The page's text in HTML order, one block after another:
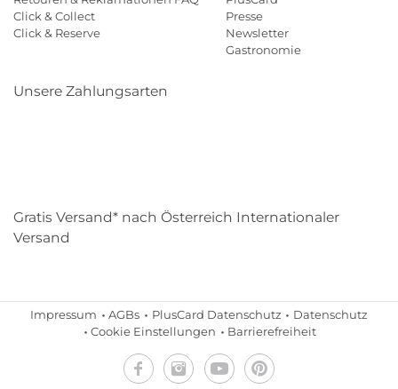
Click & Collect
Click & Reserve
Presse
Newsletter
Gastronomie
Unsere Zahlungsarten
Gratis Versand* nach Österreich Internationaler
Versand
Impressum AGBs PlusCard Datenschutz
Datenschutz
Cookie Einstellungen
Barrierefreiheit